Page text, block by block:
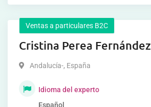
Ventas a particulares B2C
Cristina Perea Fernández
Andalucía-, España
Idioma del experto
Español